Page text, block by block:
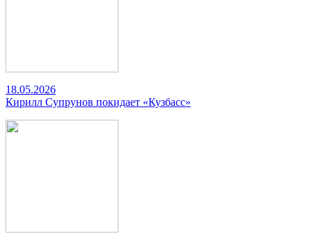
18.05.2026
Кирилл Супрунов покидает «Кузбасс»